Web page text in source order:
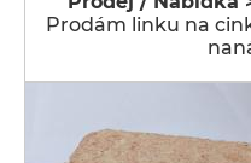
Prodám linku na